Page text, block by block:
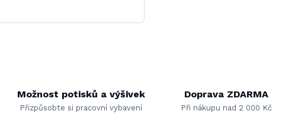
Možnost potisků a výšivek
Přizpůsobte si pracovní vybavení
Doprava ZDARMA
Při nákupu nad 2 000 Kč